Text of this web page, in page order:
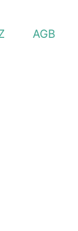
AGB